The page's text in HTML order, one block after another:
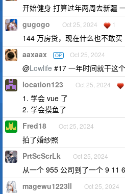
开始健身 打算过年两周去新疆
gugogo Oct 25, 2024 1
144 万房贷，现在什么也不敢买
aaxaax OP Oct 25, 2024
@Lowlife #17 一年时间就干这
location123 Oct 25, 2024
1. 学会 vue 了
2. 学会摸鱼了
Fred18 Oct 25, 2024
拍了婚纱照
PrtScScrLk Oct 25, 2024
从一个 955 公司到了一个 9 11
magewu1223ll Oct 25, 2024